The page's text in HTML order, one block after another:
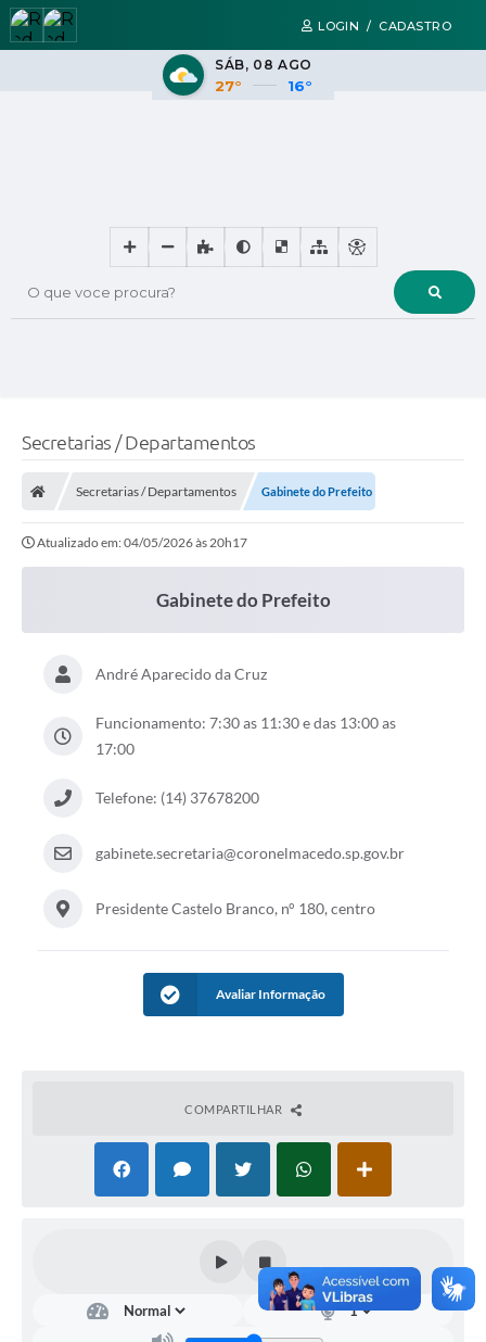
LOGIN / CADASTRO
O que voce procura?
SÁB 08 AGO
27° 16°
Secretarias / Departamentos
Secretarias / Departamentos Gabinete do Prefeito
Atualizado em: 04/05/2026 às 20h17
Gabinete do Prefeito
André Aparecido da Cruz
Funcionamento: 7:30 as 11:30 e das 13:00 as
17:00
Telefone: (14) 37678200
gabinete.secretaria@coronelmacedo.sp.gov.br
Presidente Castelo Branco, n° 180, centro
Avaliar Informação
COMPARTILHAR